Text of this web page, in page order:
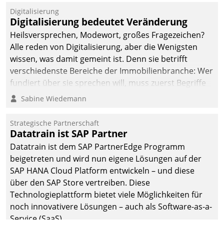
Digitalisierung
Digitalisierung bedeutet Veränderung
Heilsversprechen, Modewort, großes Fragezeichen?
Alle reden von Digitalisierung, aber die Wenigsten
wissen, was damit gemeint ist. Denn sie betrifft
verschiedenste Bereiche der Immobilienbranche: Wer
fundiert über sie sprechen will, muss zuerst Begriffe
klären. Ein Aspekt ist die betriebliche Optimierung:
Einsparungen durch optimierte und automatisierte
Prozesse. Doch man darf nicht zu viel erwarten: Allein
mit der Einführung einer neuen Software ist es nicht
getan. Die Digitalisierung erfordert von Unternehmen
die Bereitschaft, sich zu überprüfen, zu hinterfragen
und zu verändern.
Sabine Wiedemann
Strategische Partnerschaft
Datatrain ist SAP Partner
Datatrain ist dem SAP PartnerEdge Programm
beigetreten und wird nun eigene Lösungen auf der
SAP HANA Cloud Platform entwickeln – und diese
über den SAP Store vertreiben. Diese
Technologieplattform bietet viele Möglichkeiten für
noch innovativere Lösungen – auch als Software-as-a-
Service (SaaS).